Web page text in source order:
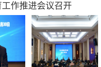
作推进会议召开